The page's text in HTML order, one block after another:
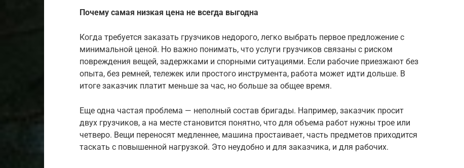
Почему самая низкая цена не всегда выгодна
Когда требуется заказать грузчиков недорого, легко выбрать первое предложение с
минимальной ценой. Но важно понимать, что услуги грузчиков связаны с риском
повреждения вещей, задержками и спорными ситуациями. Если рабочие приезжают без
опыта, без ремней, тележек или простого инструмента, работа может идти дольше. В
итоге заказчик платит меньше за час, но больше за общее время.
Еще одна частая проблема — неполный состав бригады. Например, заказчик просит
двух грузчиков, а на месте становится понятно, что для объема работ нужны трое или
четверо. Вещи переносят медленнее, машина простаивает, часть предметов приходится
таскать с повышенной нагрузкой. Это неудобно и для заказчика, и для рабочих.